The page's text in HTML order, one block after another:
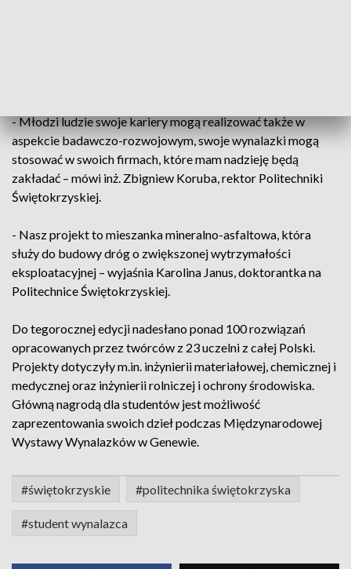
- Młodzi ludzie swoje kariery mogą realizować także w
aspekcie badawczo-rozwojowym, swoje wynalazki mogą
stosować w swoich firmach, które mam nadzieję będą
zakładać – mówi inż. Zbigniew Koruba, rektor Politechniki
Świętokrzyskiej.
- Nasz projekt to mieszanka mineralno-asfaltowa, która
służy do budowy dróg o zwiększonej wytrzymałości
eksploatacyjnej – wyjaśnia Karolina Janus, doktorantka na
Politechnice Świętokrzyskiej.
Do tegorocznej edycji nadesłano ponad 100 rozwiązań
opracowanych przez twórców z 23 uczelni z całej Polski.
Projekty dotyczyły m.in. inżynierii materiałowej, chemicznej i
medycznej oraz inżynierii rolniczej i ochrony środowiska.
Główną nagrodą dla studentów jest możliwość
zaprezentowania swoich dzieł podczas Międzynarodowej
Wystawy Wynalazków w Genewie.
#świętokrzyskie #politechnika świętokrzyska
#student wynalazca